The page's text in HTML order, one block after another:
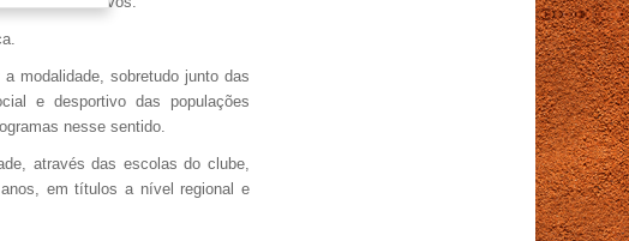
modalidade, sobretudo junto das
e desportivo das populações
nesse sentido.
através das escolas do clube,
em títulos a nível regional e